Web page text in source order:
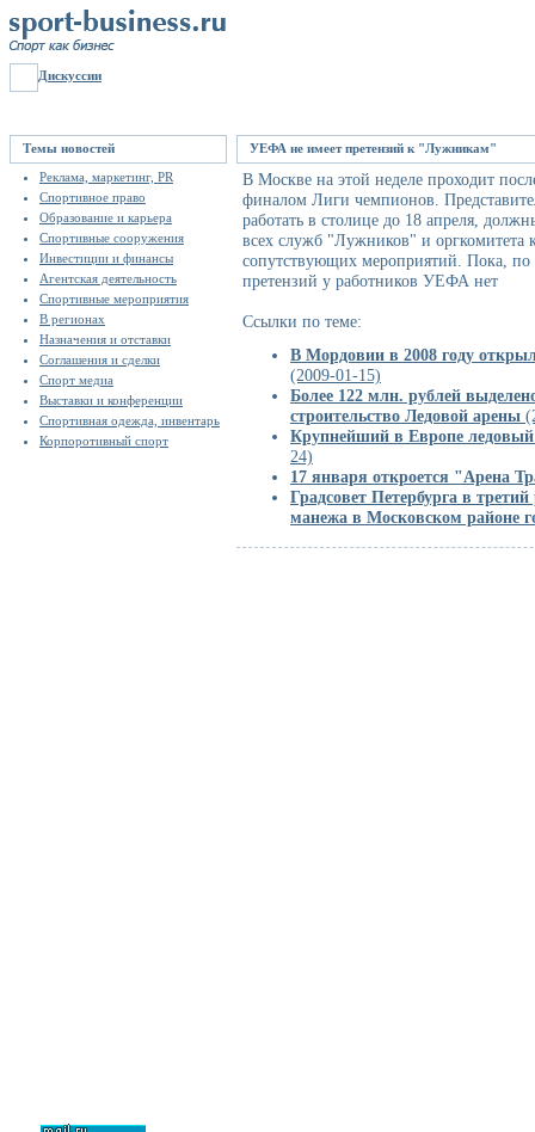
Дискуссии
Темы новостей
Реклама, маркетинг, PR
Спортивное право
Образование и карьера
Спортивные сооружения
Инвестиции и финансы
Агентская деятельность
Спортивные мероприятия
В регионах
Назначения и отставки
Соглашения и сделки
Спорт медиа
Выставки и конференции
Спортивная одежда, инвентарь
Корпоротивный спорт
УЕФА не имеет претензий к "Лужникам"
В Москве на этой неделе проходит
финалом Лиги чемпионов.
работать в столице до 18 апреля,
всех служб "Лужников" и оргкомитета
сопутствующих мероприятий. Пока,
претензий у работников УЕФА нет
Ссылки по теме:
В Мордовии в 2008 году
(2009-01-15)
Более 122 млн. рублей
строительство Ледовой арены
Крупнейший в Европе ледовый
24)
17 января откроется "Арена
Градсовет Петербурга в
манежа в Московском районе